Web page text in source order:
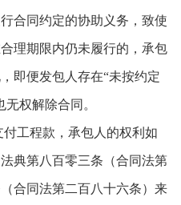
合同约定的协助义务，致使
理期限内仍未履行的，承包
即便发包人存在“未按约定
权解除合同。
工程款，承包人的权利如
典第八百零三条（合同法第
合同法第二百八十六条）来